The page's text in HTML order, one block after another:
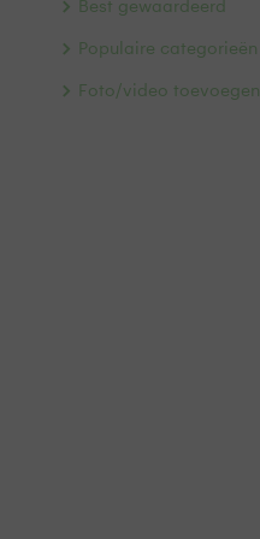
Best gewaardeerd
Populaire categorieën
Foto/video toevoegen